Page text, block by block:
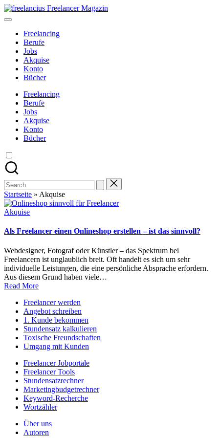
Skip
to
Das
Wohnzimmer
Freelancer
Freelancing
Berufe
Jobs
Akquise
Konto
Bücher
Freelancing
Berufe
Jobs
Akquise
Konto
Bücher
Search
for:
Startseite » Akquise
Posted
Akquise
Als Freelancer einen Onlineshop erstellen – ist das sinnvoll?
Webdesigner, Fotograf oder Künstler – das Spektrum bei
Freelancern ist unglaublich breit. Oft handelt es sich um sehr
individuelle Leistungen, die eine persönliche Absprache erfordern.
Aus diesem Grund haben viele…
Read More
Freelancer werden
Angebot schreiben
1. Kunde bekommen
Stundensatz kalkulieren
Toxische Freundschaften
Umgang mit Kunden
Freelancer Jobportale
Freelancer Tools
Stundensatzrechner
Marketingbudgetrechner
Keyword-Recherche
Wortzähler
Über uns
Autoren